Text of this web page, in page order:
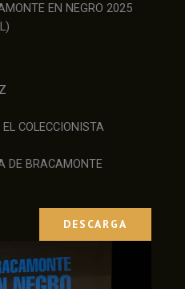
EN NEGRO 2025
EL COLECCIONISTA
DE BRACAMONTE
DESCARGA